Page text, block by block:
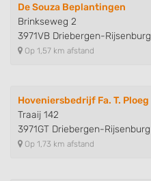
De Souza Beplantingen
Brinkseweg 2
3971VB Driebergen-Rijsenburg
Op 1,57 km afstand
Hoveniersbedrijf Fa. T. Ploeg
Traaij 142
3971GT Driebergen-Rijsenburg
Op 1,73 km afstand